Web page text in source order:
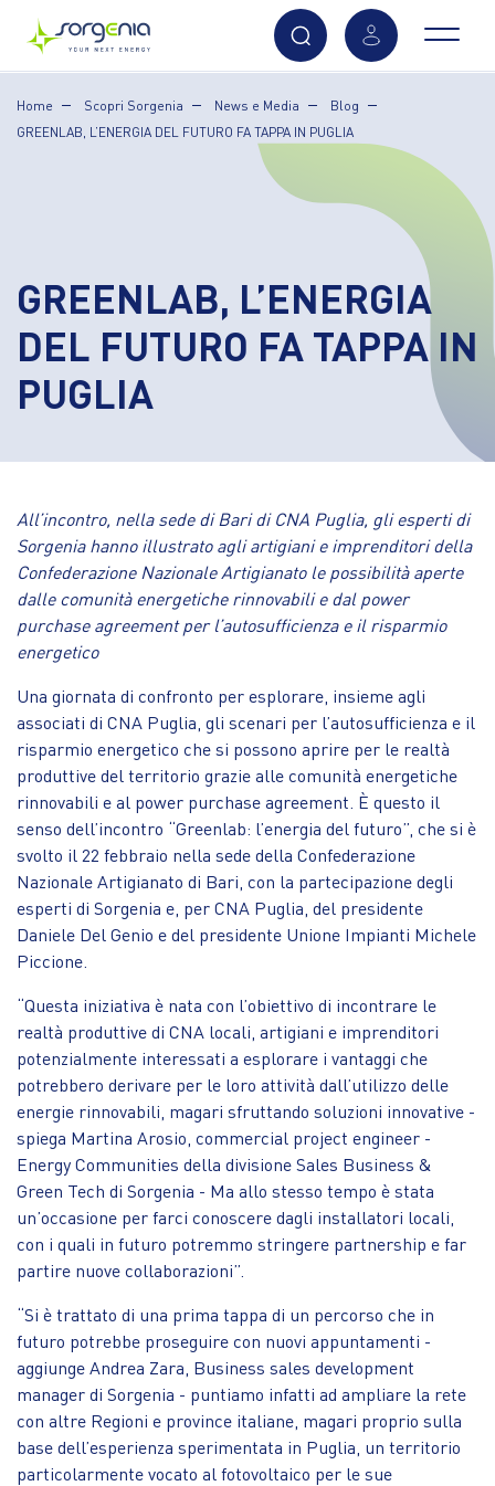
contenuto
Home Scopri Sorgenia News e Media
Blog
GREENLAB, L’ENERGIA DEL FUTURO FA TAPPA IN PUGLIA
GREENLAB, L’ENERGIA
DEL FUTURO FA TAPPA IN
PUGLIA
All’incontro, nella sede di Bari di CNA Puglia, gli esperti di
Sorgenia hanno illustrato agli artigiani e imprenditori della
Confederazione Nazionale Artigianato le possibilità aperte
dalle comunità energetiche rinnovabili e dal power
purchase agreement per l’autosufficienza e il risparmio
energetico
Una giornata di confronto per esplorare, insieme agli
associati di CNA Puglia, gli scenari per l’autosufficienza e il
risparmio energetico che si possono aprire per le realtà
produttive del territorio grazie alle comunità energetiche
rinnovabili e al power purchase agreement. È questo il
senso dell’incontro “Greenlab: l’energia del futuro”, che si è
svolto il 22 febbraio nella sede della Confederazione
Nazionale Artigianato di Bari, con la partecipazione degli
esperti di Sorgenia e, per CNA Puglia, del presidente
Daniele Del Genio e del presidente Unione Impianti Michele
Piccione.
“Questa iniziativa è nata con l’obiettivo di incontrare le
realtà produttive di CNA locali, artigiani e imprenditori
potenzialmente interessati a esplorare i vantaggi che
potrebbero derivare per le loro attività dall’utilizzo delle
energie rinnovabili, magari sfruttando soluzioni innovative -
spiega Martina Arosio, commercial project engineer -
Energy Communities della divisione Sales Business &
Green Tech di Sorgenia - Ma allo stesso tempo è stata
un’occasione per farci conoscere dagli installatori locali,
con i quali in futuro potremmo stringere partnership e far
partire nuove collaborazioni”.
“Si è trattato di una prima tappa di un percorso che in
futuro potrebbe proseguire con nuovi appuntamenti -
aggiunge Andrea Zara, Business sales development
manager di Sorgenia - puntiamo infatti ad ampliare la rete
con altre Regioni e province italiane, magari proprio sulla
base dell’esperienza sperimentata in Puglia, un territorio
particolarmente vocato al fotovoltaico per le sue